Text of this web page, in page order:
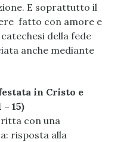
E soprattutto il
fatto con amore e
della fede
anche mediante
in Cristo e
15)
con una
risposta alla